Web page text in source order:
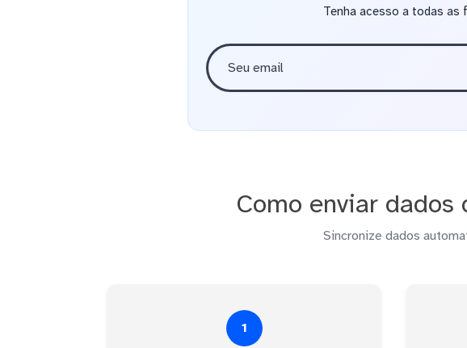
Tenha acesso a todas as
Como enviar
Sincronize dados
1